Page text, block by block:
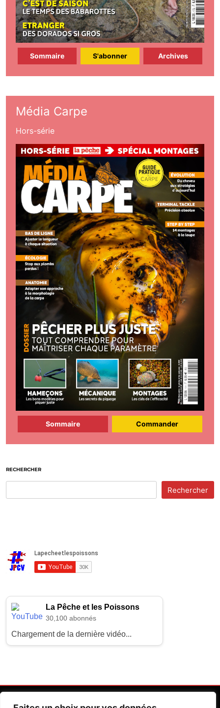
Sommaire S'abonner Archives
Média Carpe
Hors-série
Sommaire Commander
RECHERCHER
Rechercher
La Pêche et les Poissons
30,100 abonnés
Chargement de la dernière vidéo...